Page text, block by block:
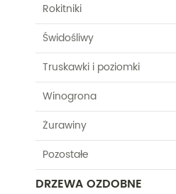
Rokitniki
Świdośliwy
Truskawki i poziomki
Winogrona
Żurawiny
Pozostałe
DRZEWA OZDOBNE